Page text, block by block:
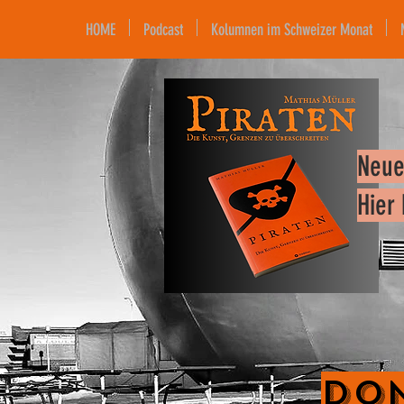
HOME Podcast Kolumnen im Schweizer Monat